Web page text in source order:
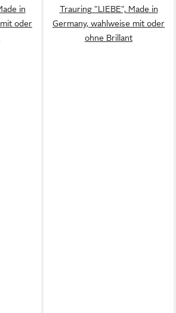
in
oder
Trauring "LIEBE", Made in
Germany, wahlweise mit oder
ohne Brillant